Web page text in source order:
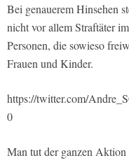
Bei genauerem Hinsehen
nicht vor allem Straftäter
Personen, die sowieso
Frauen und Kinder.
https://twitter.com/
0
Man tut der ganzen